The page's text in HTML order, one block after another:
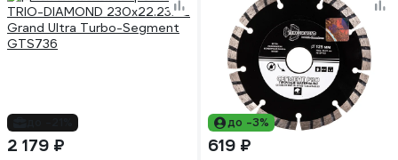
2 179 ₽
до -3%
619 ₽